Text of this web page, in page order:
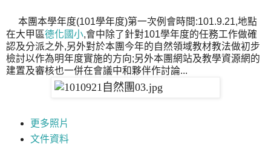
本團本學年度(101學年度)第一次例會時間:101.9.21,地點
在大甲區德化國小,會中除了針對101學年度的任務工作做確
認及分派之外,另外對於本團今年的自然領域教材教法做初步
檢討以作為明年度實施的方向;另外本團網站及教學資源網的
建置及審核也一併在會議中和夥伴作討論...
更多照片
文件資料